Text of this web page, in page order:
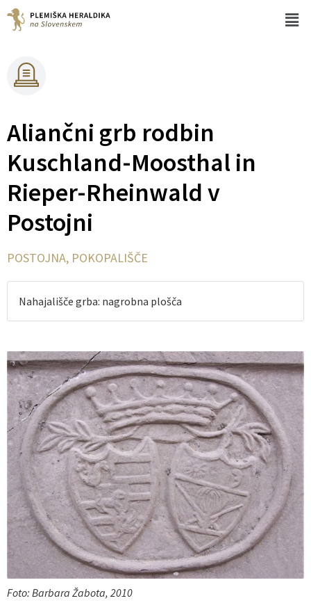
Aliančni grb rodbin
Kuschland-Moosthal in
Rieper-Rheinwald v
Postojni
POSTOJNA, POKOPALIŠČE
Nahajališče grba: nagrobna plošča
Foto: Barbara Žabota, 2010